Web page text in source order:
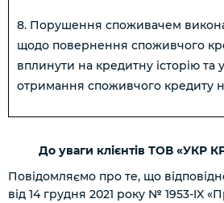
8. Порушення споживачем
щодо повернення споживчого
вплинути на кредитну історію та
отримання споживчого кредиту
До уваги клієнтів ТОВ «УКР
Повідомляємо про те, що
від 14 грудня 2021 року № 1953-IX